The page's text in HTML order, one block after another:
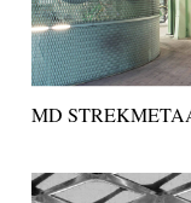
MD